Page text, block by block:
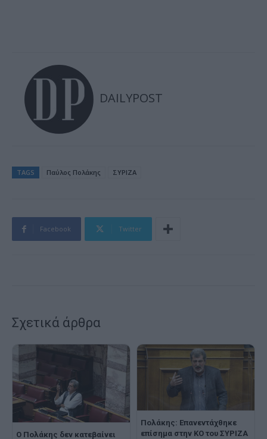
DAILYPOST
TAGS Παύλος Πολάκης ΣΥΡΙΖΑ
Facebook Twitter
Σχετικά άρθρα
Ο Πολάκης δεν κατεβαίνει
Πολάκης: Επανεντάχθηκε
επίσημα στην ΚΟ του ΣΥΡΙΖΑ